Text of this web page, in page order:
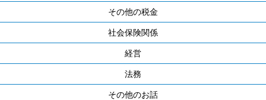
その他の税金
社会保険関係
経営
法務
その他のお話